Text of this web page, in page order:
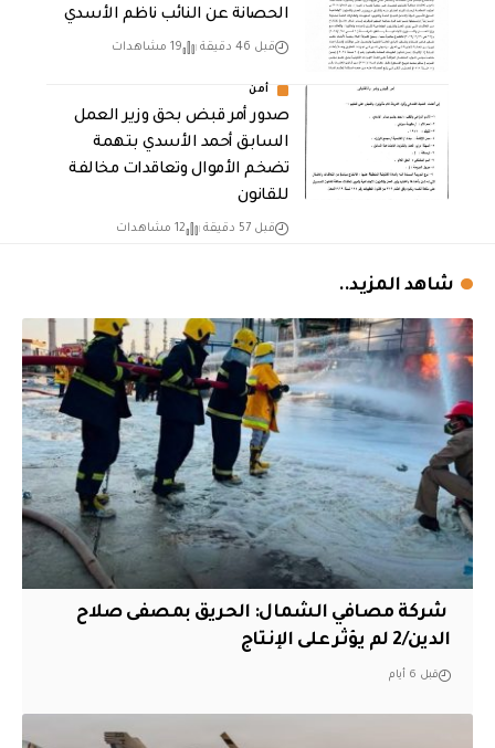
الحصانة عن النائب ناظم الأسدي
قبل 46 دقيقة 19 مشاهدات
أمن
صدور أمر قبض بحق وزير العمل
السابق أحمد الأسدي بتهمة
تضخم الأموال وتعاقدات مخالفة
للقانون
قبل 57 دقيقة 12 مشاهدات
شاهد المزيد..
‏ شركة مصافي الشمال: الحريق بمصفى صلاح
الدين/2 لم يؤثر على الإنتاج
قبل 6 أيام